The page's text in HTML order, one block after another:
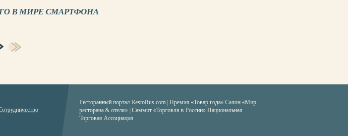
В МИРЕ СМАРТФОНА
Ресторанный портал RestoRus.com Премия «Товар года» Салон «Мир
ресторана & отеля» | Саммит «Торговля в России» Национальная
Торговая Ассоциация